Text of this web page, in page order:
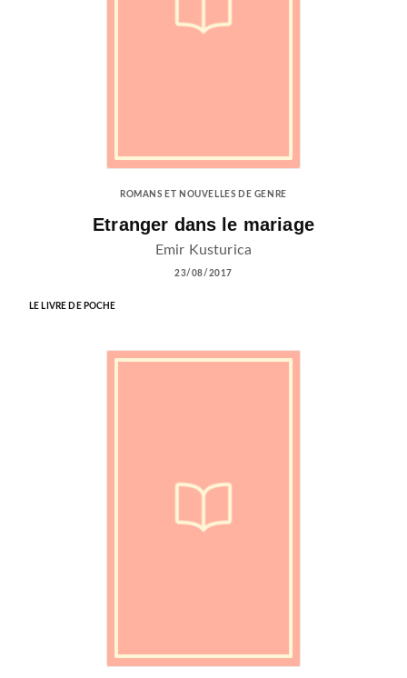
ROMANS ET NOUVELLES DE GENRE
Etranger dans le mariage
Emir Kusturica
23/08/2017
LE LIVRE DE POCHE